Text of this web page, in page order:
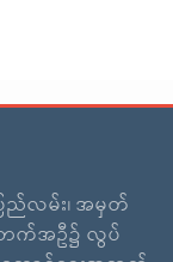
ည်လမ်း၊ အမှတ်
ာက်အဦ၌ လွပ်